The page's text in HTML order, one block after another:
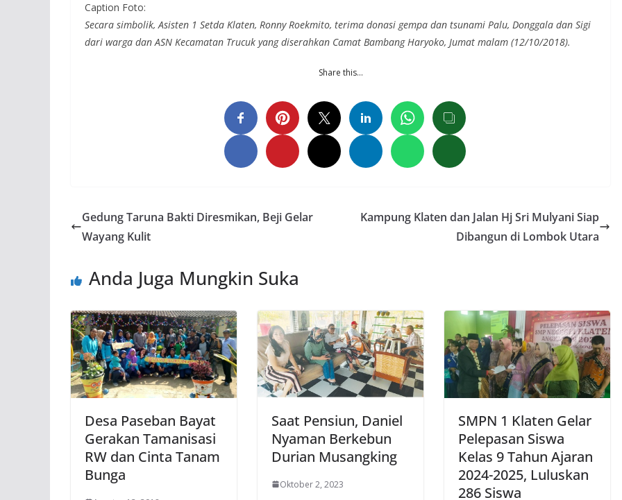
Caption Foto:
Secara simbolik, Asisten 1 Setda Klaten, Ronny Roekmito, terima donasi gempa dan tsunami Palu, Donggala dan Sigi
dari warga dan ASN Kecamatan Trucuk yang diserahkan Camat Bambang Haryoko, Jumat malam (12/10/2018).
Share this…
Gedung Taruna Bakti Diresmikan, Beji Gelar
Wayang Kulit
Kampung Klaten dan Jalan Hj Sri Mulyani Siap
Dibangun di Lombok Utara
Anda Juga Mungkin Suka
Desa Paseban Bayat
Gerakan Tamanisasi
RW dan Cinta Tanam
Bunga
Saat Pensiun, Daniel
Nyaman Berkebun
Durian Musangking
Oktober 2, 2023
SMPN 1 Klaten Gelar
Pelepasan Siswa
Kelas 9 Tahun Ajaran
2024-2025, Luluskan
286 Siswa